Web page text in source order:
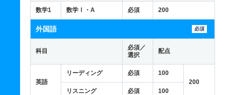
数学1 数学Ⅰ・A 必須 200
外国語 必須
科目
必須／
選択
配点
英語
リーディング 必須
100
200
リスニング
必須 100